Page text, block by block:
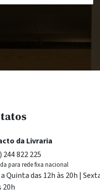
da Livraria
244 822 225
para rede fixa nacional
Quinta das 12h às 20h |
20h